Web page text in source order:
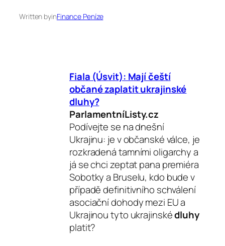
Written byinFinance Peníze
Fiala (Úsvit): Mají čeští
občané zaplatit ukrajinské
dluhy?
ParlamentníListy.cz
Podívejte se na dnešní
Ukrajinu: je v občanské válce, je
rozkradená tamními oligarchy a
já se chci zeptat pana premiéra
Sobotky a Bruselu, kdo bude v
případě definitivního schválení
asociační dohody mezi EU a
Ukrajinou tyto ukrajinskédluhy
platit?